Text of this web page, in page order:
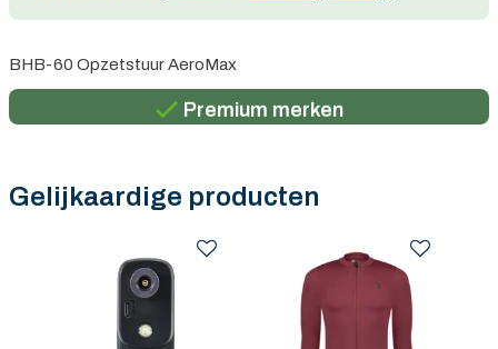
BHB-60 Opzetstuur AeroMax
Gratis verzending in België vanaf €100
Premium merken
Gelijkaardige producten